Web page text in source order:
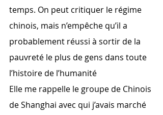
temps. On peut critiquer le régime
chinois, mais n’empêche qu’il a
probablement réussi à sortir de la
pauvreté le plus de gens dans toute
l’histoire de l’humanité
Elle me rappelle le groupe de Chinois
de Shanghai avec qui j’avais marché